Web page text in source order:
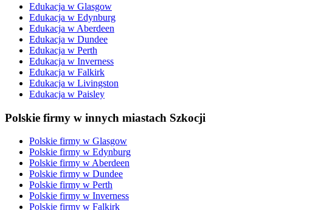
Edukacja w Glasgow
Edukacja w Edynburg
Edukacja w Aberdeen
Edukacja w Dundee
Edukacja w Perth
Edukacja w Inverness
Edukacja w Falkirk
Edukacja w Livingston
Edukacja w Paisley
Polskie firmy w innych miastach Szkocji
Polskie firmy w Glasgow
Polskie firmy w Edynburg
Polskie firmy w Aberdeen
Polskie firmy w Dundee
Polskie firmy w Perth
Polskie firmy w Inverness
Polskie firmy w Falkirk